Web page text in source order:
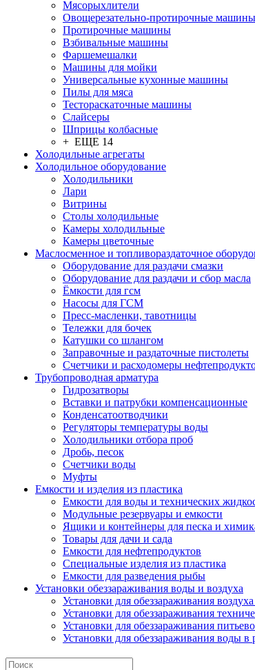
Мясорыхлители
Овощерезательно-протирочные машины
Протирочные машины
Взбивальные машины
Фаршемешалки
Машины для мойки
Универсальные кухонные машины
Пилы для мяса
Тестораскаточные машины
Слайсеры
Шприцы колбасные
+ ЕЩЕ 14
Холодильные агрегаты
Холодильное оборудование
Холодильники
Лари
Витрины
Столы холодильные
Камеры холодильные
Камеры цветочные
Маслосменное и топливораздаточное
Оборудование для раздачи смазки
Оборудование для раздачи и сбор масла
Ёмкости для гсм
Насосы для ГСМ
Пресс-масленки, тавотницы
Тележки для бочек
Катушки со шлангом
Заправочные и раздаточные пистолеты
Счетчики и расходомеры
Трубопроводная арматура
Гидрозатворы
Вставки и патрубки компенсационные
Конденсатоотводчики
Регуляторы температуры воды
Холодильники отбора проб
Дробь, песок
Счетчики воды
Муфты
Емкости и изделия из пластика
Емкости для воды и технических
Модульные резервуары и емкости
Ящики и контейнеры для песка и
Товары для дачи и сада
Емкости для нефтепродуктов
Специальные изделия из пластика
Емкости для разведения рыбы
Установки обеззараживания воды и воздуха
Установки для обеззараживания
Установки для обеззараживания
Установки для обеззараживания
Установки для обеззараживания воды в